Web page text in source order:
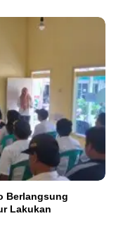
Berlangsung
Lakukan